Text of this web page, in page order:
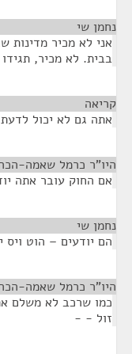
נחמן שי
אני לא מכיר מדינות
בבית. לא מכיר,
קריאה
אתה גם לא יכול
היו"ר כרמל שאמה-
אם החוק עובר אתה
נחמן שי
הם יודעים – הוט ויס
היו"ר כרמל שאמה-
כמו שרכב לא משלם
זול - -